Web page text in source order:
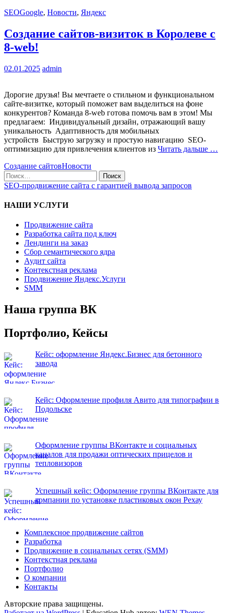
SEOGoogle, Новости, Яндекс
Создание сайтов-визиток в Королеве с
8-web!
02.01.2025 admin
Дорогие друзья! Вы мечтаете о стильном и функциональном
сайте-визитке, который поможет вам выделиться на фоне
конкурентов? Команда 8-web готова помочь вам в этом! Мы
предлагаем: Индивидуальный дизайн, отражающий вашу
уникальность Адаптивность для мобильных
устройств Быструю загрузку и простую навигацию SEO-
оптимизацию для привлечения клиентов из Читать дальше …
Создание сайтовНовости
SEO-продвижение сайта с гарантией вывода запросов
НАШИ УСЛУГИ
Продвижение сайта
Разработка сайта под ключ
Лендинги на заказ
Сбор семантического ядра
Аудит сайта
Контекстная реклама
Продвижение Яндекс.Услуги
SMM
Наша группа ВК
Портфолио, Кейсы
Кейс: оформление Яндекс.Бизнес для бетонного
завода
Кейс: Оформление профиля Авито для типографии в
Подольске
Оформление группы ВКонтакте и социальных
каналов для продажи оптических прицелов и
тепловизоров
Успешный кейс: Оформление группы ВКонтакте для
компании по установке пластиковых окон Рехау
Комплексное продвижение сайтов
Разработка
Продвижение в социальных сетях (SMM)
Контекстная реклама
Портфолио
О компании
Контакты
Авторские права защищены.